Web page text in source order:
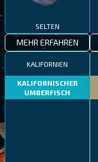
SELTEN
MEHR ERFAHREN
KALIFORNIEN
KALIFORNISCHER
UMBERFISCH